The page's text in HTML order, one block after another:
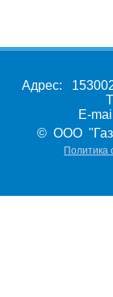
Адрес:
E-
© ООО
Политика